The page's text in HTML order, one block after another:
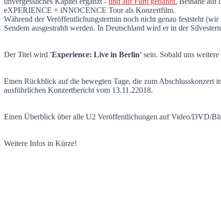
'Experience: Live in Berlin' / Vorab-
eXPERIENCE + iNNOCENCE Tour als Konzertfilm.
Während der Veröffentlichungstermin noch nicht genau feststeht
Sendern ausgestrahlt werden. In Deutschland wird er in der
Der Titel wird 'Experience: Live in Berlin' sein. Sobald uns
Einen Rückblick auf die bewegten Tage, die zum Abschlusskonzert
ausführlichen Konzertbericht vom 13.11.22018.
Einen Überblick über alle U2 Veröffentlichungen auf Video/DVD/
Weitere Infos in Kürze!